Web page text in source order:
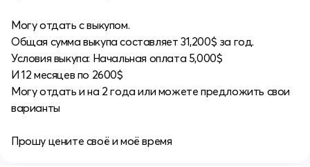
Могу отдать с выкупом.
Общая сумма выкупа составляет 31,200$ за год.
Условия выкупа: Начальная оплата 5,000$
И 12 месяцев по 2600$
Могу отдать и на 2 года или можете предложить свои
варианты
Прошу цените своё и моё время